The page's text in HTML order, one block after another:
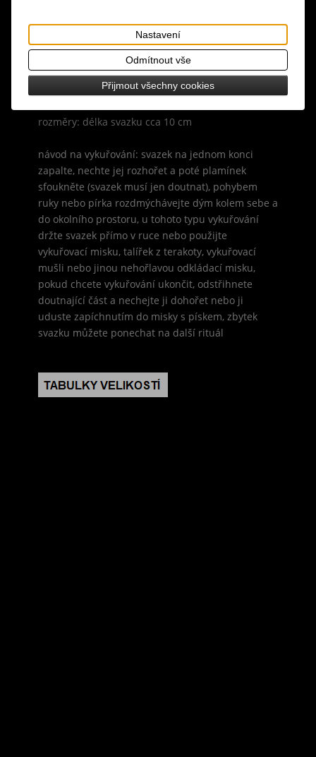
negativních vlivů, ale také čakry a emoce,
vykuřování bílou šalvějí osvěží vzduch a přináší
úlevu při nachlazení a rýmě
vůně: kafrová, bylinná, kořeněná, intenzivní
rozměry: délka svazku cca 10 cm
návod na vykuřování: svazek na jednom konci
zapalte, nechte jej rozhořet a poté plamínek
sfoukněte (svazek musí jen doutnat), pohybem
ruky nebo pírka rozdmýchávejte dým kolem sebe a
do okolního prostoru, u tohoto typu vykuřování
držte svazek přímo v ruce nebo použijte
vykuřovací misku, talířek z terakoty, vykuřovací
mušli nebo jinou nehořlavou odkládací misku,
pokud chcete vykuřování ukončit, odstřihnete
doutnající část a nechejte ji dohořet nebo ji
uduste zapíchnutím do misky s pískem, zbytek
svazku můžete ponechat na další rituál
Nastavení
Odmítnout vše
Přijmout všechny cookies